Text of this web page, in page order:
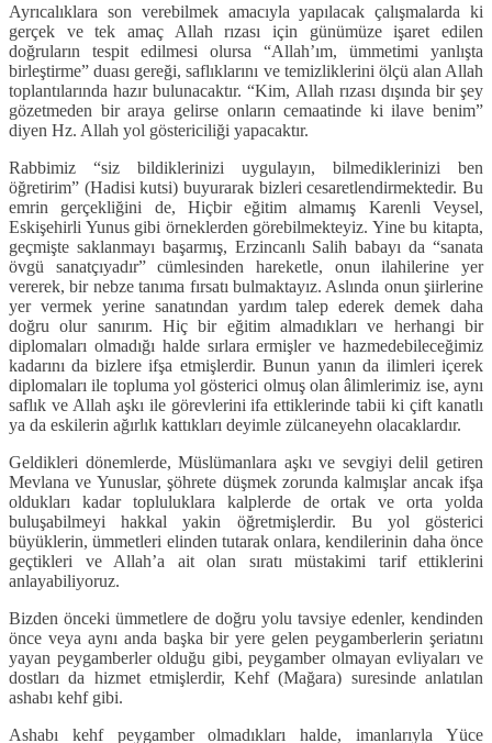
Ayrıcalıklara son verebilmek amacıyla yapılacak çalışmalarda ki
gerçek ve tek amaç Allah rızası için günümüze işaret edilen
doğruların tespit edilmesi olursa “Allah’ım, ümmetimi yanlışta
birleştirme” duası gereği, saflıklarını ve temizliklerini ölçü alan Allah
toplantılarında hazır bulunacaktır. “Kim, Allah rızası dışında bir şey
gözetmeden bir araya gelirse onların cemaatinde ki ilave benim”
diyen Hz. Allah yol göstericiliği yapacaktır.
Rabbimiz “siz bildiklerinizi uygulayın, bilmediklerinizi ben
öğretirim” (Hadisi kutsi) buyurarak bizleri cesaretlendirmektedir. Bu
emrin gerçekliğini de, Hiçbir eğitim almamış Karenli Veysel,
Eskişehirli Yunus gibi örneklerden görebilmekteyiz. Yine bu kitapta,
geçmişte saklanmayı başarmış, Erzincanlı Salih babayı da “sanata
övgü sanatçıyadır” cümlesinden hareketle, onun ilahilerine yer
vererek, bir nebze tanıma fırsatı bulmaktayız. Aslında onun şiirlerine
yer vermek yerine sanatından yardım talep ederek demek daha
doğru olur sanırım. Hiç bir eğitim almadıkları ve herhangi bir
diplomaları olmadığı halde sırlara ermişler ve hazmedebileceğimiz
kadarını da bizlere ifşa etmişlerdir. Bunun yanın da ilimleri içerek
diplomaları ile topluma yol gösterici olmuş olan âlimlerimiz ise, aynı
saflık ve Allah aşkı ile görevlerini ifa ettiklerinde tabii ki çift kanatlı
ya da eskilerin ağırlık kattıkları deyimle zülcaneyehn olacaklardır.
Geldikleri dönemlerde, Müslümanlara aşkı ve sevgiyi delil getiren
Mevlana ve Yunuslar, şöhrete düşmek zorunda kalmışlar ancak ifşa
oldukları kadar topluluklara kalplerde de ortak ve orta yolda
buluşabilmeyi hakkal yakin öğretmişlerdir. Bu yol gösterici
büyüklerin, ümmetleri elinden tutarak onlara, kendilerinin daha önce
geçtikleri ve Allah’a ait olan sıratı müstakimi tarif ettiklerini
anlayabiliyoruz.
Bizden önceki ümmetlere de doğru yolu tavsiye edenler, kendinden
önce veya aynı anda başka bir yere gelen peygamberlerin şeriatını
yayan peygamberler olduğu gibi, peygamber olmayan evliyaları ve
dostları da hizmet etmişlerdir, Kehf (Mağara) suresinde anlatılan
ashabı kehf gibi.
Ashabı kehf peygamber olmadıkları halde, imanlarıyla Yüce